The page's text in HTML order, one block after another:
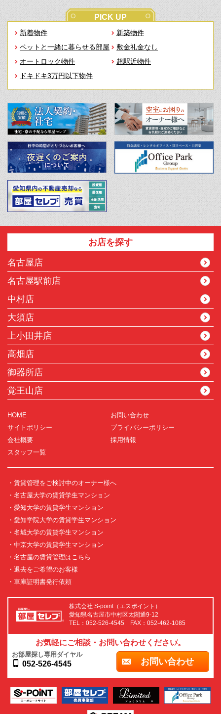
PICK UP
新着物件
新築物件
ペットと一緒に暮らせる部屋
敷金礼金なし
オートロック物件
超駅近物件
ドキドキ3万円以下物件
お店を探す
名古屋店
名古屋駅前店
中村店
大須店
上小田井店
高畑店
御器所店
覚王山店
HOME
お問い合わせ
サイトポリシー
プライバシーポリシー
会社概要
採用情報
スタッフ一覧
・賃貸管理をご検討中のオーナー様へ
・名古屋大学の賃貸学生マンション
・愛知大学の賃貸学生マンション
・愛知学院大学の賃貸学生マンション
・名城大学の賃貸学生マンション
・中京大学の賃貸学生マンション
・名古屋の賃貸管理はこちら
・退去をご希望のお客様
・車庫証明書発行依頼
株式会社 S-point（エスポイント）
愛知県名古屋市中村区太閤通9-12
TEL：052-526-4545 FAX：052-462-1085
お気軽にご相談・お問い合わせください。
お部屋探し専用ダイヤル
052-526-4545 お問い合わせ